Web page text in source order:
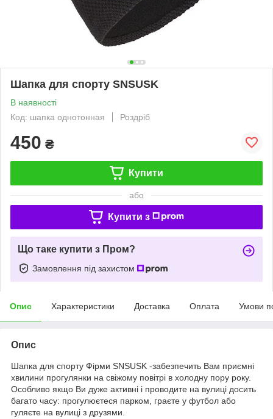
Шапка для спорту SNSUSK
В наявності
Код: шапка однотонная
Роздріб
450 ₴
Купити
або
Купити з
Що таке купити з Пром?
Замовлення під захистом
Опис Характеристики Доставка Оплата Умови
Опис
Шапка для спорту Фірми SNSUSK -забезпечить Вам приємні
хвилини прогулянки на свіжому повітрі в холодну пору року.
Особливо якщо Ви дуже активні і проводите на вулиці досить
багато часу: прогулюєтеся парком, граєте у футбол або
гуляєте на вулиці з друзями.